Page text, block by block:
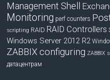
Management Shell
Monitoring perf counters
scripting RAID RAID Controllers
Windows Server 2012 R2
ZABBIX configuring ZABBIX
датацентрам